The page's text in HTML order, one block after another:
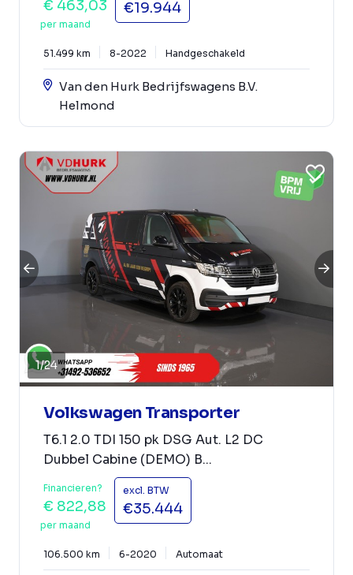
€ 463,03
per maand
€19.944
51.499 km 8-2022 Handgeschakeld
Van den Hurk Bedrijfswagens B.V.
Helmond
1/24
Volkswagen Transporter
T6.1 2.0 TDI 150 pk DSG Aut. L2 DC
Dubbel Cabine (DEMO) B...
Financieren?
€ 822,88
per maand
excl. BTW
€35.444
106.500 km 6-2020 Automaat